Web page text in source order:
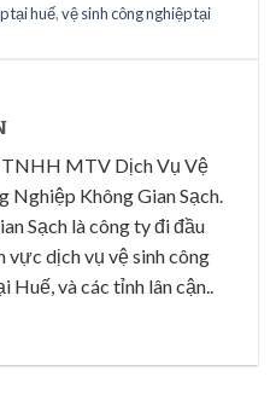
tại huế,vệ sinh công nghiệp tại
TNHH MTV Dịch Vụ Vệ
Nghiệp Không Gian Sạch.
Sạch là công ty đi đầu
vực dịch vụ vệ sinh công
Huế, và các tỉnh lân cận..